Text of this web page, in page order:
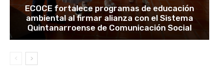
ECOCE fortalece programas de educación
ambiental al firmar alianza con el Sistema
Quintanarroense de Comunicación Social